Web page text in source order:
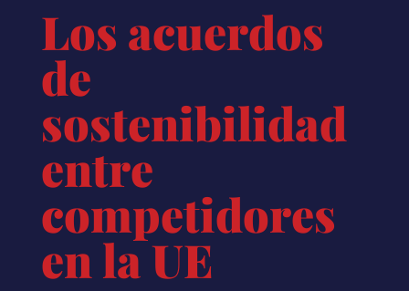
Los acuerdos
de
sostenibilidad
entre
competidores
en la UE